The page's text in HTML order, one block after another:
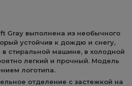
Gray выполнена из необычного
устойчив к дождю и снегу,
стиральной машине, в холодной
легкий и прочный. Модель
логотипа.
отделение с застежкой на